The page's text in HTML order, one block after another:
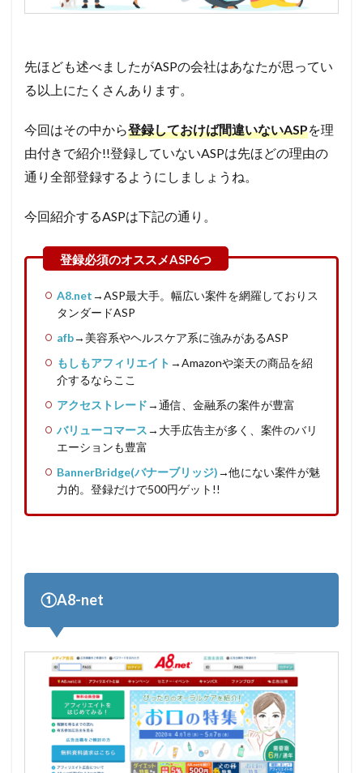
先ほども述べましたがASPの会社はあなたが思ってい
る以上にたくさんあります。
今回はその中から登録しておけば間違いないASPを理
由付きで紹介!!登録していないASPは先ほどの理由の
通り全部登録するようにしましょうね。
今回紹介するASPは下記の通り。
A8.net→ASP最大手。幅広い案件を網羅しておりス
タンダードASP
afb→美容系やヘルスケア系に強みがあるASP
もしもアフィリエイト →Amazonや楽天の商品を紹
介するならここ
アクセストレード→通信、金融系の案件が豊富
バリューコマース→大手広告主が多く、案件のバリ
エーションも豊富
BannerBridge(バナーブリッジ)→他にない案件が魅
力的。登録だけで500円ゲット!!
①A8-net